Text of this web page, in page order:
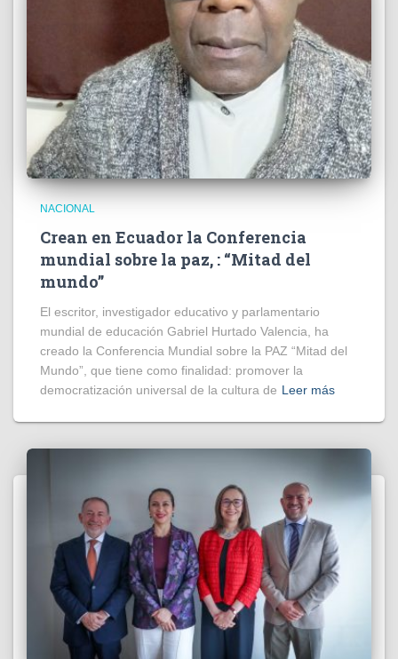
NACIONAL
Crean en Ecuador la Conferencia
mundial sobre la paz, : “Mitad del
mundo”
El escritor, investigador educativo y parlamentario
mundial de educación Gabriel Hurtado Valencia, ha
creado la Conferencia Mundial sobre la PAZ “Mitad del
Mundo”, que tiene como finalidad: promover la
democratización universal de la cultura de Leer más